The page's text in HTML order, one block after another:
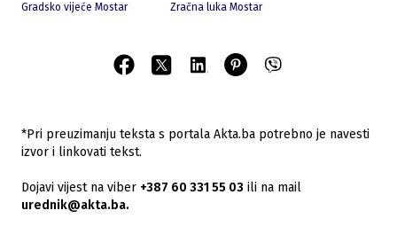
Gradsko vijeće Mostar Zračna luka Mostar
*Pri preuzimanju teksta s portala Akta.ba potrebno je navesti
izvor i linkovati tekst.
Dojavi vijest na viber +387 60 331 55 03 ili na mail
urednik@akta.ba.